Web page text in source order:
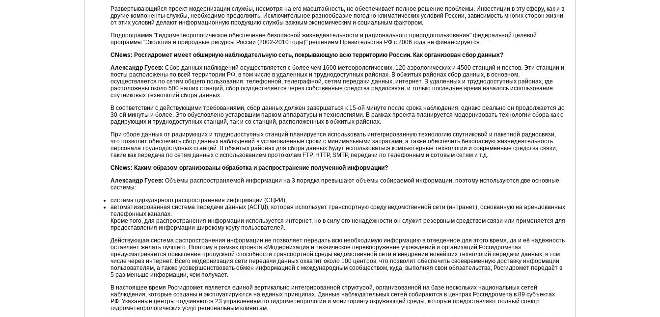
Развертывающийся проект модернизации службы, несмотря на его масштабность, не обеспечивает полное решение проблемы. Инвестиции в эту сферу, как и в
другие компоненты службы, необходимо продолжить. Исключительное разнообразие погодно-климатических условий России, зависимость многих сторон жизни
от этих условий делают информационную продукцию службы важным экономическим и социальным фактором.
Подпрограмма "Гидрометеорологическое обеспечение безопасной жизнедеятельности и рационального природопользования" федеральной целевой
программы "Экология и природные ресурсы России (2002-2010 годы)" решением Правительства РФ с 2006 года не финансируется.
CNews: Росгидромет имеет обширную наблюдательную сеть, покрывающую всю территорию России. Как организован сбор данных?
Александр Гусев: Сбор данных наблюдений осуществляется с более чем 1600 метеорологических, 120 аэрологических и 4500 станций и постов. Эти станции и
посты расположены по всей территории РФ, в том числе в удаленных и труднодоступных районах. В обжитых районах сбор данных, в основном,
осуществляется по сетям общего пользования: телефонной, телеграфной, сетям передачи данных, интернет. В удаленных и труднодоступных районах, где
расположены около 500 наших станций, сбор осуществляется через собственные средства радиосвязи, и только последнее время началось использование
спутниковых технологий сбора данных.
В соответствии с действующими требованиями, сбор данных должен завершаться к 15-ой минуте после срока наблюдения, однако реально он продолжается до
30-ой минуты и более. Это обусловлено устаревшим парком аппаратуры и технологиями. В рамках проекта планируется модернизовать технологии сбора как с
радирующих и труднодоступных станций, так и со станций, расположенных в обжитых районах.
При сборе данных от радирующих и труднодоступных станций планируется использовать интегрированную технологию спутниковой и пакетной радиосвязи,
что позволит обеспечить сбор данных наблюдений в установленные сроки с минимальными затратами, а также обеспечить безопасную жизнедеятельность
персонала труднодоступных станций. В обжитых районах для сбора данных будут использоваться компьютерные технологии и современные средства связи,
такие как передача по сетям данных с использованием протоколам FTP, HTTP, SMTP, передачи по телефонным и сотовым сетям и т.д.
CNews: Каким образом организованы обработка и распространение полученной информации?
Александр Гусев: Объёмы распространяемой информации на 3 порядка превышают объёмы собираемой информации, поэтому используются две основные
системы:
система циркулярного распространения информации (СЦРИ);
автоматизированная система передачи данных (АСПД), которая использует транспортную среду ведомственной сети (интранет), основанную на арендованных
телефонных каналах.
Кроме того, для распространения информации используется интернет, но в силу его ненадёжности он служит резервным средством связи или применяется для
предоставления информации широкому кругу пользователей.
Действующая система распространения информации не позволяет передать всю необходимую информацию в отведенное для этого время, да и её надёжность
оставляет желать лучшего. Поэтому в рамках проекта «Модернизация и техническое перевооружение учреждений и организаций Росгидромета»
предусматривается повышение пропускной способности транспортной среды ведомственной сети и внедрение новейших технологий передачи данных, в том
числе через интернет. Всего модернизация сети передачи данных охватит около 100 центров, что позволит обеспечить своевременную доставку информации
пользователям, а также усовершенствовать обмен информацией с международным сообществом, куда, выполняя свои обязательства, Росгидромет передаёт в
5 раз меньше информации, чем получает.
В настоящее время Росгидромет является единой вертикально интегрированной структурой, организованной на базе нескольких национальных сетей
наблюдения, которые созданы и эксплуатируются на единых принципах. Данные наблюдательных сетей собираются в центрах Росгидромета в 89 субъектах
РФ. Указанные центры подчиняются 23 управлениям по гидрометеорологии и мониторингу окружающей среды, которые предоставляют полный спектр
гидрометеорологических услуг региональным клиентам.